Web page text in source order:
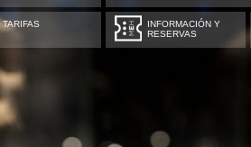
TARIFAS
INFORMACIÓN Y
RESERVAS